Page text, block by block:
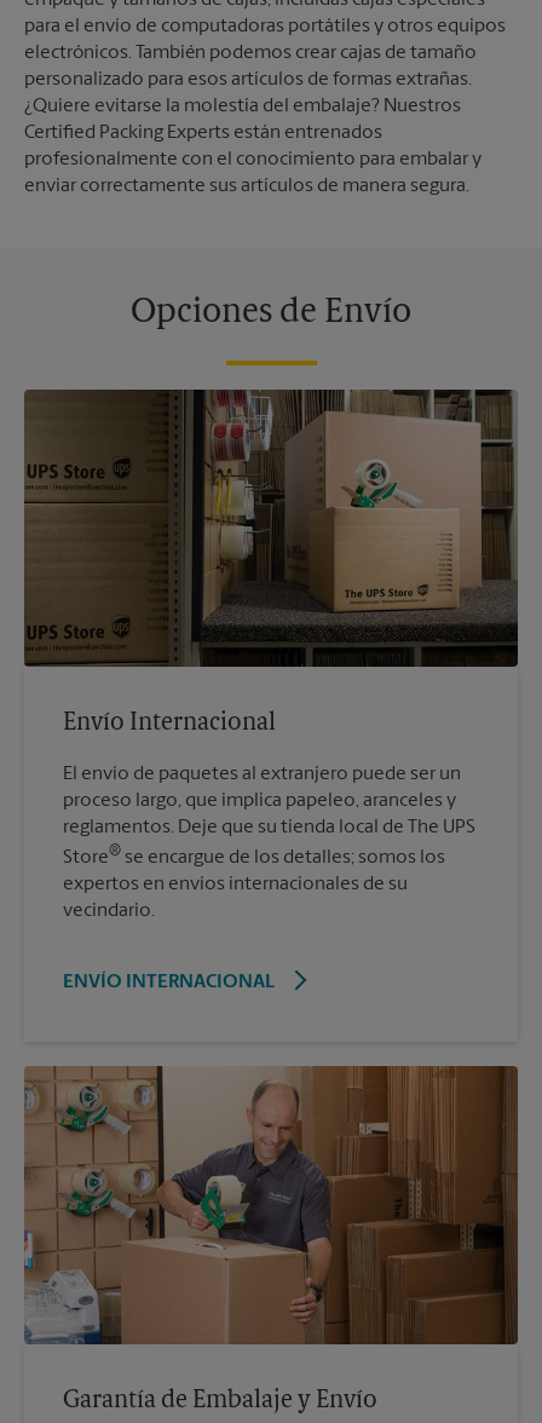
para el envío de computadoras portátiles y otros equipos
electrónicos. También podemos crear cajas de tamaño
personalizado para esos artículos de formas extrañas.
¿Quiere evitarse la molestia del embalaje? Nuestros
Certified Packing Experts están entrenados
profesionalmente con el conocimiento para embalar y
enviar correctamente sus artículos de manera segura.
Opciones de Envío
Envío Internacional
El envío de paquetes al extranjero puede ser un
proceso largo, que implica papeleo, aranceles y
reglamentos. Deje que su tienda local de The UPS
Store® se encargue de los detalles; somos los
expertos en envíos internacionales de su
vecindario.
ENVÍO INTERNACIONAL
Garantía de Embalaje y Envío